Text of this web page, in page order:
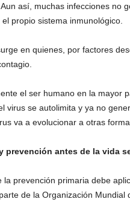
así, muchas infecciones no
propio sistema inmunológico.
en quienes, por factores
el ser humano en la mayor
virus se autolimita y ya no
va a evolucionar a otras
prevención antes de la vida
la prevención primaria debe
de la Organización